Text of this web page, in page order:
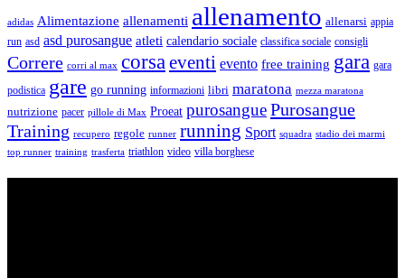
adidas Alimentazione allenamenti allenamento allenarsi appia
run asd asd purosangue atleti calendario sociale classifica sociale consigli
Correre corri al max corsa eventi evento free training gara gara
podistica gare go running informazioni libri maratona mezza maratona
nutrizione pacer pillole di Max Proeat purosanguePurosangue
Training recupero regole runner running Sport squadra stadio dei marmi
top runner training trasferta triathlon video villa borghese